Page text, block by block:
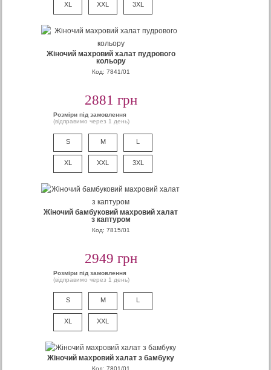
XL XXL 3XL
Жіночий махровий халат пудрового
кольору
Код: 7841/01
2881 грн
Розміри під замовлення
(відправимо через 1 день)
S M L
XL XXL 3XL
Жіночий бамбуковий махровий халат
з каптуром
Код: 7815/01
2949 грн
Розміри під замовлення
(відправимо через 1 день)
S M L
XL XXL
Жіночий махровий халат з бамбуку
Код: 7801/01